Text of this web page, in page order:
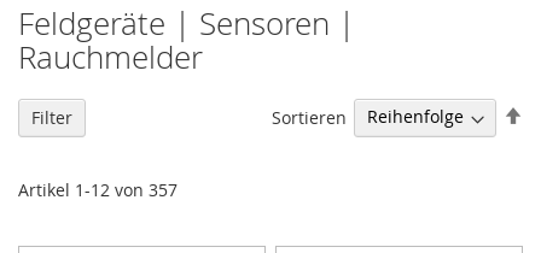
Feldgeräte | Sensoren |
Rauchmelder
Artikel 1-12 von 357
Sortieren
Filter